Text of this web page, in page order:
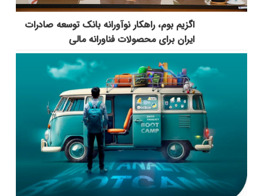
اگزیم بوم، راهکار نوآورانه بانک توسعه صادرات
ایران برای محصولات فناورانه مالی